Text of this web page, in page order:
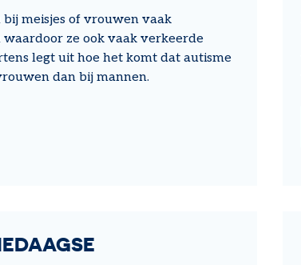
meisjes of vrouwen vaak
ze ook vaak verkeerde
legt uit hoe het komt dat autisme
dan bij mannen.